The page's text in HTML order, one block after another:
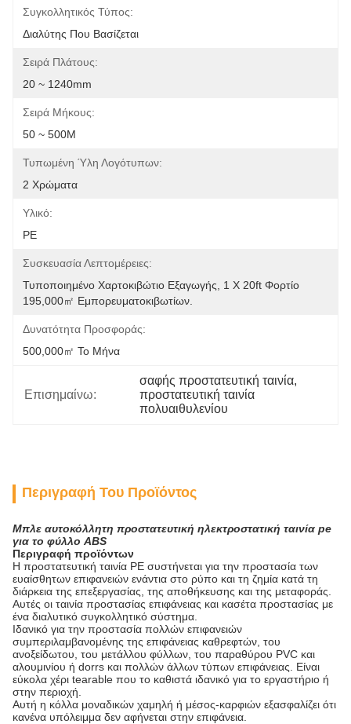
Συγκολλητικός Τύπος:
Διαλύτης Που Βασίζεται
Σειρά Πλάτους:
20 ~ 1240mm
Σειρά Μήκους:
50 ~ 500M
Τυπωμένη Ύλη Λογότυπων:
2 Χρώματα
Υλικό:
PE
Συσκευασία Λεπτομέρειες:
Τυποποιημένο Χαρτοκιβώτιο Εξαγωγής, 1 X 20ft Φορτίο
195,000㎡ Εμπορευματοκιβωτίων.
Δυνατότητα Προσφοράς:
500,000㎡ Το Μήνα
Επισημαίνω:
σαφής προστατευτική ταινία,
προστατευτική ταινία
πολυαιθυλενίου
Περιγραφή Του Προϊόντος
Μπλε αυτοκόλλητη προστατευτική ηλεκτροστατική ταινία pe
για το φύλλο ABS
Περιγραφή προϊόντων
Η προστατευτική ταινία PE συστήνεται για την προστασία των
ευαίσθητων επιφανειών ενάντια στο ρύπο και τη ζημία κατά τη
διάρκεια της επεξεργασίας, της αποθήκευσης και της μεταφοράς.
Αυτές οι ταινία προστασίας επιφάνειας και κασέτα προστασίας με
ένα διαλυτικό συγκολλητικό σύστημα.
Ιδανικό για την προστασία πολλών επιφανειών
συμπεριλαμβανομένης της επιφάνειας καθρεφτών, του
ανοξείδωτου, του μετάλλου φύλλων, του παραθύρου PVC και
αλουμινίου ή dorrs και πολλών άλλων τύπων επιφάνειας. Είναι
εύκολα χέρι tearable που το καθιστά ιδανικό για το εργαστήριο ή
στην περιοχή.
Αυτή η κόλλα μοναδικών χαμηλή ή μέσος-καρφιών εξασφαλίζει ότι
κανένα υπόλειμμα δεν αφήνεται στην επιφάνεια.